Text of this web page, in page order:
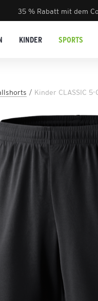
35 % Rabatt mit dem
KINDER SPORTS
Kinder CLASSIC 5-